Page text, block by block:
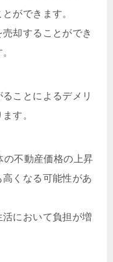
ができます。
却することができ
ことによるデメリ
す。
の不動産価格の上昇
くなる可能性があ
において負担が増